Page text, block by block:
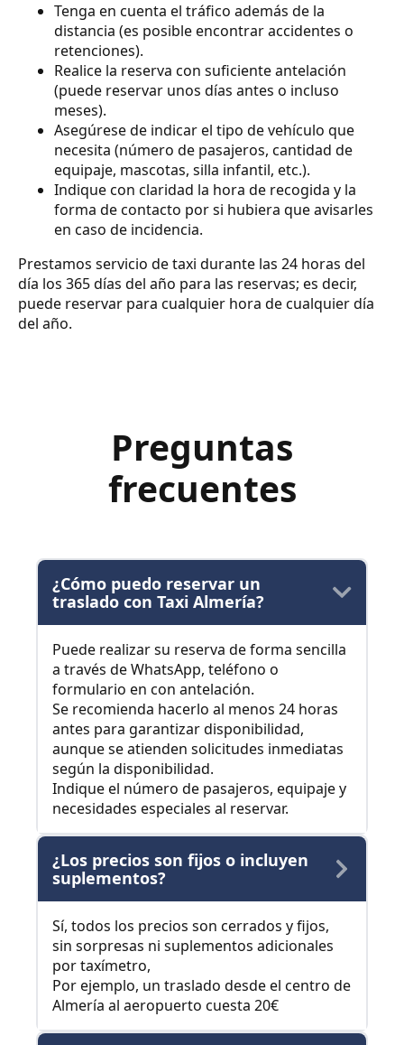
Tenga en cuenta el tráfico además de la
distancia (es posible encontrar accidentes o
retenciones).
Realice la reserva con suficiente antelación
(puede reservar unos días antes o incluso
meses).
Asegúrese de indicar el tipo de vehículo que
necesita (número de pasajeros, cantidad de
equipaje, mascotas, silla infantil, etc.).
Indique con claridad la hora de recogida y la
forma de contacto por si hubiera que avisarles
en caso de incidencia.
Prestamos servicio de taxi durante las 24 horas del
día los 365 días del año para las reservas; es decir,
puede reservar para cualquier hora de cualquier día
del año.
Preguntas
frecuentes
¿Cómo puedo reservar un
traslado con Taxi Almería?
Puede realizar su reserva de forma sencilla
a través de WhatsApp, teléfono o
formulario en con antelación.
Se recomienda hacerlo al menos 24 horas
antes para garantizar disponibilidad,
aunque se atienden solicitudes inmediatas
según la disponibilidad.
Indique el número de pasajeros, equipaje y
necesidades especiales al reservar.
¿Los precios son fijos o incluyen
suplementos?
Sí, todos los precios son cerrados y fijos,
sin sorpresas ni suplementos adicionales
por taxímetro,
Por ejemplo, un traslado desde el centro de
Almería al aeropuerto cuesta 20€